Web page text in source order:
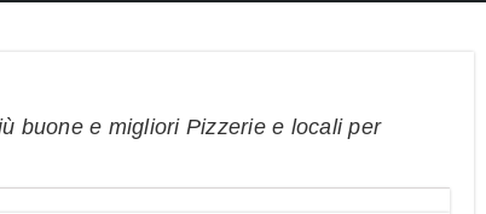
buone e migliori Pizzerie e locali per